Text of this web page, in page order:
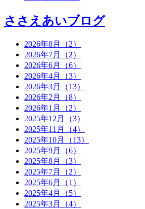
ささえあいブログ
2026年8月（2）
2026年7月（2）
2026年6月（6）
2026年4月（3）
2026年3月（13）
2026年2月（8）
2026年1月（2）
2025年12月（3）
2025年11月（4）
2025年10月（13）
2025年9月（6）
2025年8月（3）
2025年7月（2）
2025年6月（1）
2025年4月（5）
2025年3月（4）